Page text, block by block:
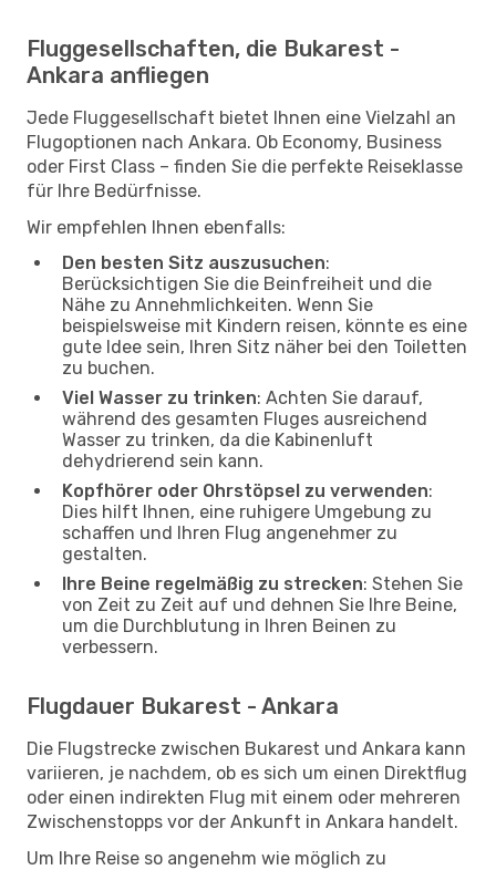
Fluggesellschaften, die Bukarest -
Ankara anfliegen
Jede Fluggesellschaft bietet Ihnen eine Vielzahl an
Flugoptionen nach Ankara. Ob Economy, Business
oder First Class – finden Sie die perfekte Reiseklasse
für Ihre Bedürfnisse.
Wir empfehlen Ihnen ebenfalls:
Den besten Sitz auszusuchen:
Berücksichtigen Sie die Beinfreiheit und die
Nähe zu Annehmlichkeiten. Wenn Sie
beispielsweise mit Kindern reisen, könnte es eine
gute Idee sein, Ihren Sitz näher bei den Toiletten
zu buchen.
Viel Wasser zu trinken: Achten Sie darauf,
während des gesamten Fluges ausreichend
Wasser zu trinken, da die Kabinenluft
dehydrierend sein kann.
Kopfhörer oder Ohrstöpsel zu verwenden:
Dies hilft Ihnen, eine ruhigere Umgebung zu
schaffen und Ihren Flug angenehmer zu
gestalten.
Ihre Beine regelmäßig zu strecken: Stehen Sie
von Zeit zu Zeit auf und dehnen Sie Ihre Beine,
um die Durchblutung in Ihren Beinen zu
verbessern.
Flugdauer Bukarest - Ankara
Die Flugstrecke zwischen Bukarest und Ankara kann
variieren, je nachdem, ob es sich um einen Direktflug
oder einen indirekten Flug mit einem oder mehreren
Zwischenstopps vor der Ankunft in Ankara handelt.
Um Ihre Reise so angenehm wie möglich zu